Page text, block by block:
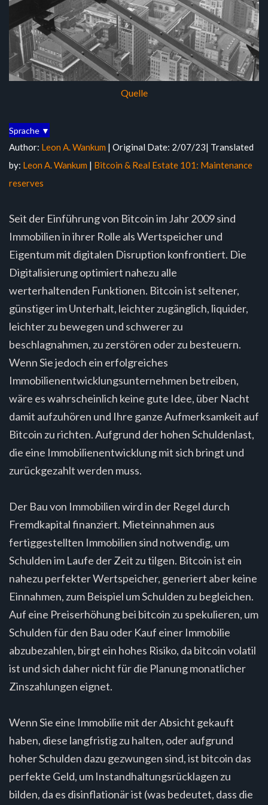
Quelle
Sprache ▼
Author: Leon A. Wankum | Original Date: 2/07/23| Translated
by: Leon A. Wankum | Bitcoin & Real Estate 101: Maintenance
reserves
Seit der Einführung von Bitcoin im Jahr 2009 sind
Immobilien in ihrer Rolle als Wertspeicher und
Eigentum mit digitalen Disruption konfrontiert. Die
Digitalisierung optimiert nahezu alle
werterhaltenden Funktionen. Bitcoin ist seltener,
günstiger im Unterhalt, leichter zugänglich, liquider,
leichter zu bewegen und schwerer zu
beschlagnahmen, zu zerstören oder zu besteuern.
Wenn Sie jedoch ein erfolgreiches
Immobilienentwicklungsunternehmen betreiben,
wäre es wahrscheinlich keine gute Idee, über Nacht
damit aufzuhören und Ihre ganze Aufmerksamkeit auf
Bitcoin zu richten. Aufgrund der hohen Schuldenlast,
die eine Immobilienentwicklung mit sich bringt und
zurückgezahlt werden muss.
Der Bau von Immobilien wird in der Regel durch
Fremdkapital finanziert. Mieteinnahmen aus
fertiggestellten Immobilien sind notwendig, um
Schulden im Laufe der Zeit zu tilgen. Bitcoin ist ein
nahezu perfekter Wertspeicher, generiert aber keine
Einnahmen, zum Beispiel um Schulden zu begleichen.
Auf eine Preiserhöhung bei bitcoin zu spekulieren, um
Schulden für den Bau oder Kauf einer Immobilie
abzubezahlen, birgt ein hohes Risiko, da bitcoin volatil
ist und sich daher nicht für die Planung monatlicher
Zinszahlungen eignet.
Wenn Sie eine Immobilie mit der Absicht gekauft
haben, diese langfristig zu halten, oder aufgrund
hoher Schulden dazu gezwungen sind, ist bitcoin das
perfekte Geld, um Instandhaltungsrücklagen zu
bilden, da es disinflationär ist (was bedeutet, dass die